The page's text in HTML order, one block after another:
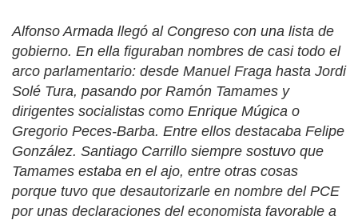
Alfonso Armada llegó al Congreso con una lista de
gobierno. En ella figuraban nombres de casi todo el
arco parlamentario: desde Manuel Fraga hasta Jordi
Solé Tura, pasando por Ramón Tamames y
dirigentes socialistas como Enrique Múgica o
Gregorio Peces-Barba. Entre ellos destacaba Felipe
González. Santiago Carrillo siempre sostuvo que
Tamames estaba en el ajo, entre otras cosas
porque tuvo que desautorizarle en nombre del PCE
por unas declaraciones del economista favorable a